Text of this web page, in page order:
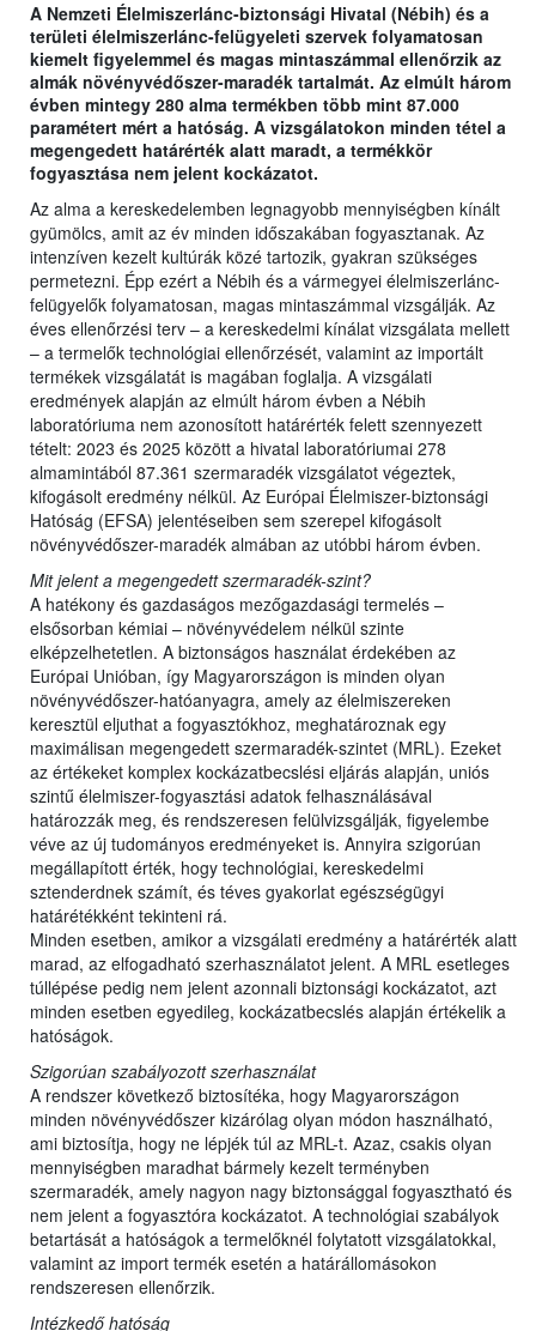
A Nemzeti Élelmiszerlánc-biztonsági Hivatal (Nébih) és a
területi élelmiszerlánc-felügyeleti szervek folyamatosan
kiemelt figyelemmel és magas mintaszámmal ellenőrzik az
almák növényvédőszer-maradék tartalmát. Az elmúlt három
évben mintegy 280 alma termékben több mint 87.000
paramétert mért a hatóság. A vizsgálatokon minden tétel a
megengedett határérték alatt maradt, a termékkör
fogyasztása nem jelent kockázatot.
Az alma a kereskedelemben legnagyobb mennyiségben kínált
gyümölcs, amit az év minden időszakában fogyasztanak. Az
intenzíven kezelt kultúrák közé tartozik, gyakran szükséges
permetezni. Épp ezért a Nébih és a vármegyei élelmiszerlánc-
felügyelők folyamatosan, magas mintaszámmal vizsgálják. Az
éves ellenőrzési terv – a kereskedelmi kínálat vizsgálata mellett
– a termelők technológiai ellenőrzését, valamint az importált
termékek vizsgálatát is magában foglalja. A vizsgálati
eredmények alapján az elmúlt három évben a Nébih
laboratóriuma nem azonosított határérték felett szennyezett
tételt: 2023 és 2025 között a hivatal laboratóriumai 278
almamintából 87.361 szermaradék vizsgálatot végeztek,
kifogásolt eredmény nélkül. Az Európai Élelmiszer-biztonsági
Hatóság (EFSA) jelentéseiben sem szerepel kifogásolt
növényvédőszer-maradék almában az utóbbi három évben.
Mit jelent a megengedett szermaradék-szint?
A hatékony és gazdaságos mezőgazdasági termelés –
elsősorban kémiai – növényvédelem nélkül szinte
elképzelhetetlen. A biztonságos használat érdekében az
Európai Unióban, így Magyarországon is minden olyan
növényvédőszer-hatóanyagra, amely az élelmiszereken
keresztül eljuthat a fogyasztókhoz, meghatároznak egy
maximálisan megengedett szermaradék-szintet (MRL). Ezeket
az értékeket komplex kockázatbecslési eljárás alapján, uniós
szintű élelmiszer-fogyasztási adatok felhasználásával
határozzák meg, és rendszeresen felülvizsgálják, figyelembe
véve az új tudományos eredményeket is. Annyira szigorúan
megállapított érték, hogy technológiai, kereskedelmi
sztenderdnek számít, és téves gyakorlat egészségügyi
határétékként tekinteni rá.
Minden esetben, amikor a vizsgálati eredmény a határérték alatt
marad, az elfogadható szerhasználatot jelent. A MRL esetleges
túllépése pedig nem jelent azonnali biztonsági kockázatot, azt
minden esetben egyedileg, kockázatbecslés alapján értékelik a
hatóságok.
Szigorúan szabályozott szerhasználat
A rendszer következő biztosítéka, hogy Magyarországon
minden növényvédőszer kizárólag olyan módon használható,
ami biztosítja, hogy ne lépjék túl az MRL-t. Azaz, csakis olyan
mennyiségben maradhat bármely kezelt terményben
szermaradék, amely nagyon nagy biztonsággal fogyasztható és
nem jelent a fogyasztóra kockázatot. A technológiai szabályok
betartását a hatóságok a termelőknél folytatott vizsgálatokkal,
valamint az import termék esetén a határállomásokon
rendszeresen ellenőrzik.
Intézkedő hatóság